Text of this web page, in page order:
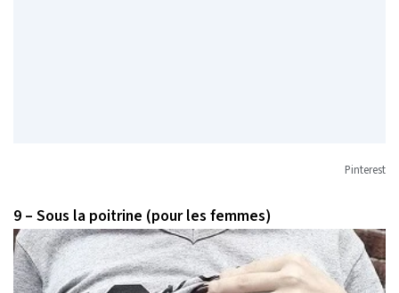
Pinterest
9 – Sous la poitrine (pour les femmes)